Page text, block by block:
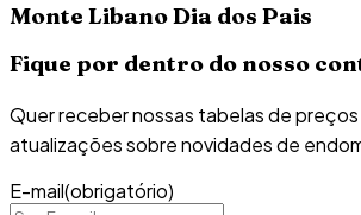
Monte Libano Dia dos Pais
Fique por dentro do nosso
Quer receber nossas tabelas de
atualizações sobre novidades de
E-mail(obrigatório)